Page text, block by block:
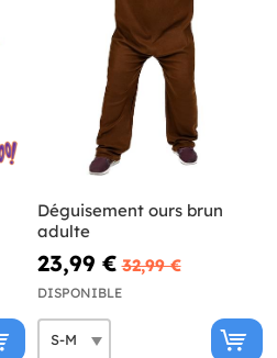
Déguisement ours brun
adulte
23,99 € 32,99 €
DISPONIBLE